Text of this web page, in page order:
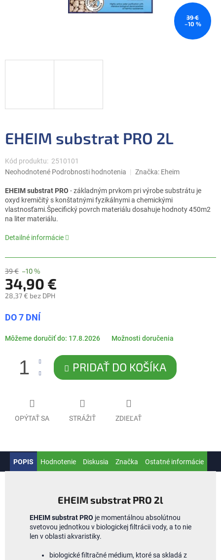
39 €
–10 %
EHEIM substrat PRO 2L
Kód produktu: 2510101
Priemerné
produktu
je
0,0
z
hviezdičiek.
Neohodnotené Podrobnosti hodnotenia Značka: Eheim
EHEIM substrat PRO - základným prvkom pri výrobe substrátu je
oxyd kremičitý s konštatnými fyzikálnymi a chemickými
vlastnosťami.Špecifický povrch materiálu dosahuje hodnoty 450m2
na liter materiálu.
Detailné informácie
39 € –10 %
34,90 €
28,37 € bez DPH
cena:
DO 7 DNÍ
Môžeme doručiť do: 17.8.2026 Možnosti doručenia
PRIDAŤ DO KOŠÍKA
OPÝTAŤ SA STRÁŽIŤ ZDIEĽAŤ
POPIS Hodnotenie Diskusia Značka Ostatné informácie
EHEIM substrat PRO 2l
EHEIM substrat PRO je momentálnou absolútnou
svetovou jednotkou v biologickej filtrácii vody, a to nie
len v oblasti akvaristiky.
biologické filtračné médium, ktoré sa skladá z